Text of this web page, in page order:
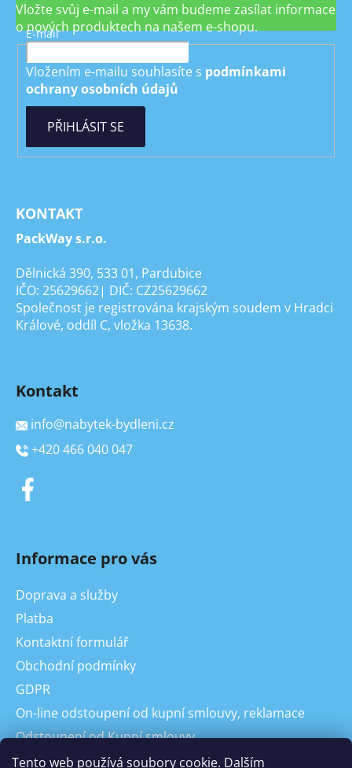
Tento web používá soubory cookie. Dalším
Vložte svůj e-mail a my vám budeme zasílat informace
o nových produktech na našem e-shopu.
E-mail
Vložením e-mailu souhlasíte s podmínkami
ochrany osobních údajů
PŘIHLÁSIT SE
KONTAKT
PackWay s.r.o.
Dělnická 390, 533 01, Pardubice
IČO: 25629662| DIČ: CZ25629662
Společnost je registrována krajským soudem v Hradci
Králové, oddíl C, vložka 13638.
Kontakt
info@nabytek-bydleni.cz
+420 466 040 047
Informace pro vás
Doprava a služby
Platba
Kontaktní formulář
Obchodní podmínky
GDPR
On-line odstoupení od kupní smlouvy, reklamace
Odstoupení od Kupní smlouvy
Reklamace